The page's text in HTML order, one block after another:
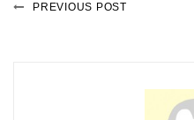
PREVIOUS POST